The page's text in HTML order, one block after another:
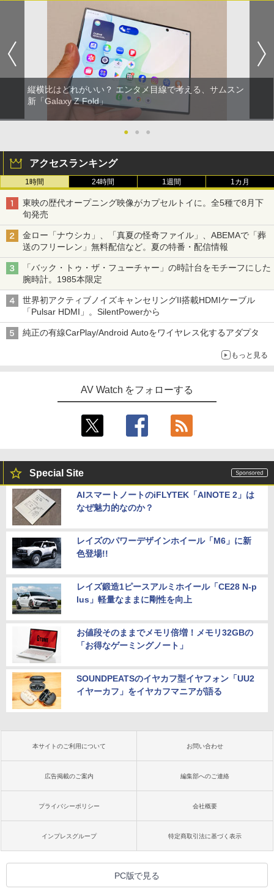
縦横比はどれがいい？ エンタメ目線で考える、サムスン
新「Galaxy Z Fold」
● ● ●
アクセスランキング
1時間 24時間 1週間 1カ月
東映の歴代オープニング映像がカプセルトイに。全5種で8月下
旬発売
金ロー「ナウシカ」、「真夏の怪奇ファイル」、ABEMAで「葬
送のフリーレン」無料配信など。夏の特番・配信情報
「バック・トゥ・ザ・フューチャー」の時計台をモチーフにした
腕時計。1985本限定
世界初アクティブノイズキャンセリングII搭載HDMIケーブル
「Pulsar HDMI」。SilentPowerから
純正の有線CarPlay/Android Autoをワイヤレス化するアダプタ
もっと見る
AV Watch をフォローする
Special Site
AIスマートノートのiFLYTEK「AINOTE 2」は
なぜ魅力的なのか？
レイズのパワーデザインホイール「M6」に新
色登場!!
レイズ鍛造1ピースアルミホイール「CE28 N-p
lus」軽量なままに剛性を向上
お値段そのままでメモリ倍増！メモリ32GBの
「お得なゲーミングノート」
SOUNDPEATSのイヤカフ型イヤフォン「UU2
イヤーカフ」をイヤカフマニアが語る
本サイトのご利用について お問い合わせ
広告掲載のご案内 編集部へのご連絡
プライバシーポリシー 会社概要
インプレスグループ 特定商取引法に基づく表示
PC版で見る